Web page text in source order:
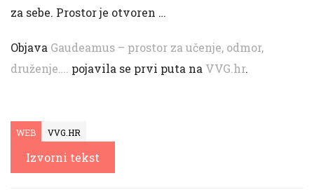
za sebe. Prostor je otvoren …
Objava Gaudeamus – prostor za učenje, odmor,
druženje…. pojavila se prvi puta na VVG.hr.
WEB VVG.HR
Izvorni tekst